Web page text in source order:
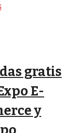
gratis
E-
y